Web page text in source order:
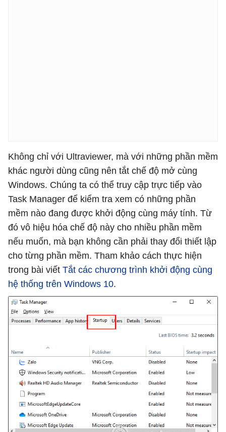
Không chỉ với Ultraviewer, mà với những phần mềm
khác người dùng cũng nên tắt chế độ mở cùng
Windows. Chúng ta có thể truy cập trực tiếp vào
Task Manager để kiểm tra xem có những phần
mềm nào đang được khởi động cùng máy tính. Từ
đó vô hiệu hóa chế độ này cho nhiều phần mềm
nếu muốn, mà bạn không cần phải thay đổi thiết lập
cho từng phần mềm. Tham khảo cách thực hiện
trong bài viết Tắt các chương trình khởi động cùng
hệ thống trên Windows 10.